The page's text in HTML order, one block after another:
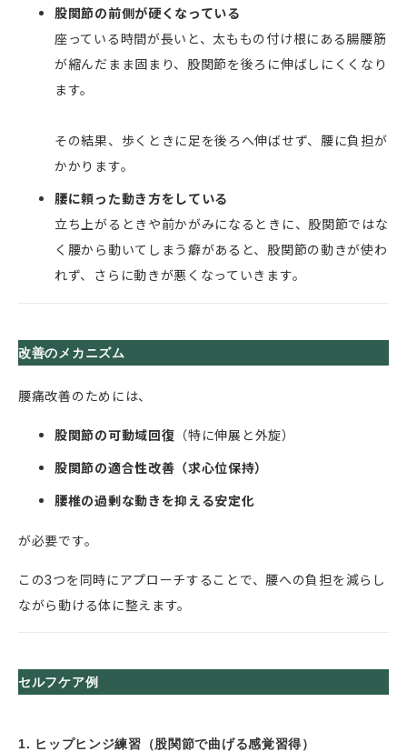
股関節の前側が硬くなっている
座っている時間が長いと、太ももの付け根にある腸腰筋
が縮んだまま固まり、股関節を後ろに伸ばしにくくなり
ます。
その結果、歩くときに足を後ろへ伸ばせず、腰に負担が
かかります。
腰に頼った動き方をしている
立ち上がるときや前かがみになるときに、股関節ではな
く腰から動いてしまう癖があると、股関節の動きが使わ
れず、さらに動きが悪くなっていきます。
改善のメカニズム
腰痛改善のためには、
股関節の可動域回復 （特に伸展と外旋）
股関節の適合性改善（求心位保持）
腰椎の過剰な動きを抑える安定化
が必要です。
この3つを同時にアプローチすることで、腰への負担を減らし
ながら動ける体に整えます。
セルフケア例
1. ヒップヒンジ練習（股関節で曲げる感覚習得）